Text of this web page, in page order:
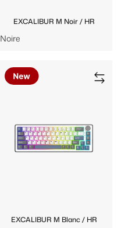
EXCALIBUR M Noir / HR
Noire
EXCALIBUR M Blanc / HR